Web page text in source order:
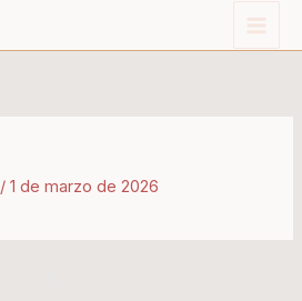
/1 de marzo de 2026